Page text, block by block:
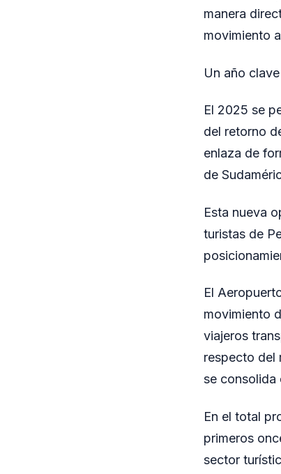
manera
movimiento
Un año
El 2025 se
del retorno
enlaza de
de
Esta nueva
turistas de
El
movimiento
viajeros
respecto del
se consolida
En el total
primeros
sector